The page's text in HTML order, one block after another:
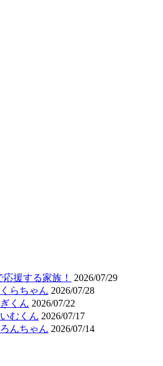
援する家族！
2026/07/29
らちゃん 2026/07/28
くん 2026/07/22
むくん 2026/07/17
んちゃん 2026/07/14